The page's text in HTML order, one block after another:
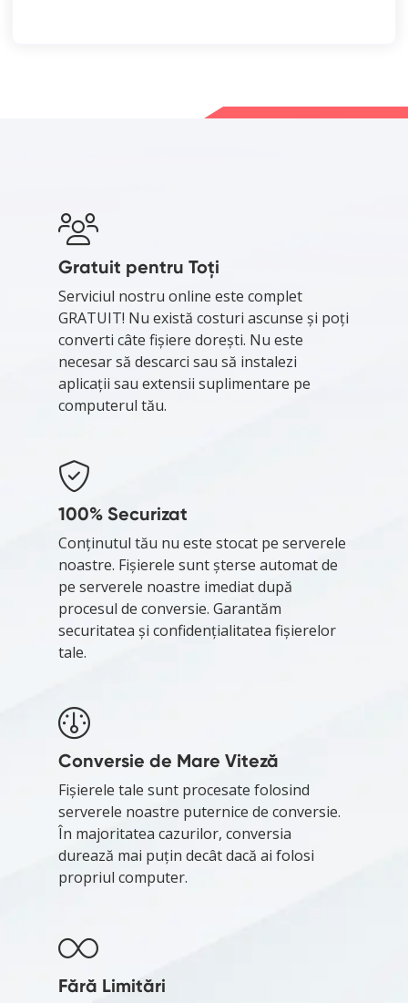
Gratuit pentru Toți
Serviciul nostru online este complet
GRATUIT! Nu există costuri ascunse și poți
converti câte fișiere dorești. Nu este
necesar să descarci sau să instalezi
aplicații sau extensii suplimentare pe
computerul tău.
100% Securizat
Conținutul tău nu este stocat pe serverele
noastre. Fișierele sunt șterse automat de
pe serverele noastre imediat după
procesul de conversie. Garantăm
securitatea și confidențialitatea fișierelor
tale.
Conversie de Mare Viteză
Fișierele tale sunt procesate folosind
serverele noastre puternice de conversie.
În majoritatea cazurilor, conversia
durează mai puțin decât dacă ai folosi
propriul computer.
Fără Limitări